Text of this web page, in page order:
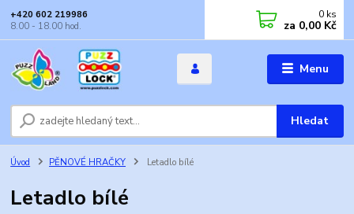
Menu
Hledat
+420 602 219986
8.00 - 18.00 hod.
0 ks
za 0,00 Kč
Úvod PĚNOVÉ HRAČKY Letadlo bílé
Letadlo bílé